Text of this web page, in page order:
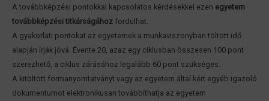
A továbbképzési pontokkal kapcsolatos kérdésekkel ezen egyetem
továbbképzési titkárságához fordulhat.
A gyakorlati pontokat az egyetemek a munkaviszonyban töltött idő
alapján írják jóvá. Évente 20, azaz egy ciklusban összesen 100 pont
szerezhető, a ciklus zárásához legalább 60 pont szükséges.
A kitöltött formanyomtatványt vagy az egyetem által kért egyéb igazoló
dokumentumot elektronikusan továbbíthatja az egyetem